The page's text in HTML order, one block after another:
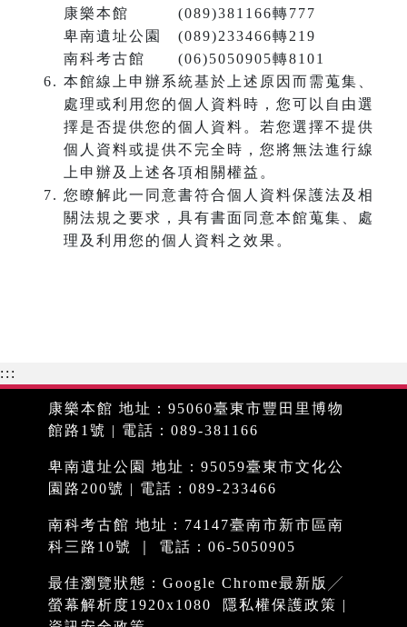
康樂本館 (089)381166轉777
卑南遺址公園 (089)233466轉219
南科考古館 (06)5050905轉8101
本館線上申辦系統基於上述原因而需蒐集、
處理或利用您的個人資料時，您可以自由選
擇是否提供您的個人資料。若您選擇不提供
個人資料或提供不完全時，您將無法進行線
上申辦及上述各項相關權益。
您瞭解此一同意書符合個人資料保護法及相
關法規之要求，具有書面同意本館蒐集、處
理及利用您的個人資料之效果。
:::
康樂本館 地址：95060臺東市豐田里博物
館路1號 | 電話：089-381166
卑南遺址公園 地址：95059臺東市文化公
園路200號 | 電話：089-233466
南科考古館 地址：74147臺南市新市區南
科三路10號 ｜ 電話：06-5050905
最佳瀏覽狀態：Google Chrome最新版╱
螢幕解析度1920x1080
隱私權保護政策 |